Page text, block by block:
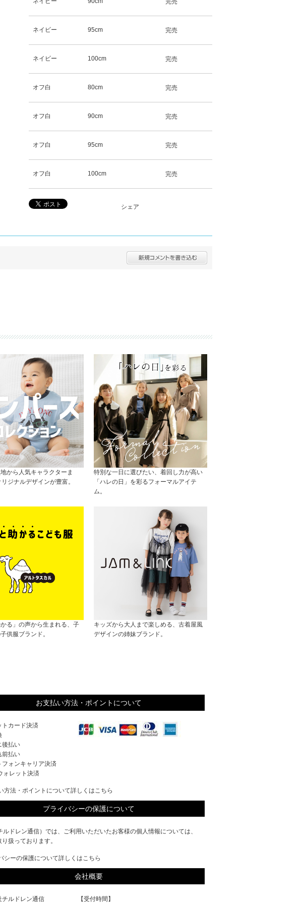
完売
ネイビー 95cm 完売
ネイビー 100cm 完売
オフ白 80cm 完売
オフ白 90cm 完売
オフ白 95cm 完売
オフ白 100cm 完売
シェア
から人気キャラクターま
ジナルデザインが豊富。
特別な一日に選びたい、着回し力が高い
「ハレの日」を彩るフォーマルアイテ
ム。
かる」の声から生まれる、子
供服ブランド。
キッズから大人まで楽しめる、古着屋風
デザインの姉妹ブランド。
お支払い方法・ポイントについて
トカード決済
後払い
前払い
フォンキャリア決済
ォレット決済
方法・ポイントについて詳しくはこちら
プライバシーの保護について
ルドレン通信）では、ご利用いただいたお客様の個人情報については、
扱っております。
シーの保護について詳しくはこちら
会社概要
チルドレン通信 【受付時間】